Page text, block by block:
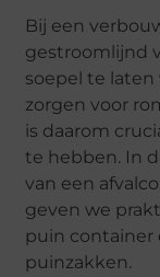
Bij een
gestroomlijnd
soepel te laten
zorgen voor
is daarom
te hebben. In
van een
geven we
puin container
puinzakken.